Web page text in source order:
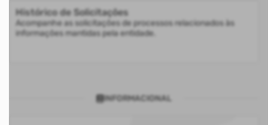
Histórico de Solicitações
Acompanhe as solicitações de processos relacionados às
informações mantidas pela entidade.
INFORMACIONAL